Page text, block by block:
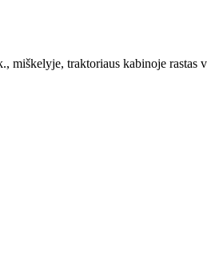
traktoriaus kabinoje rastas